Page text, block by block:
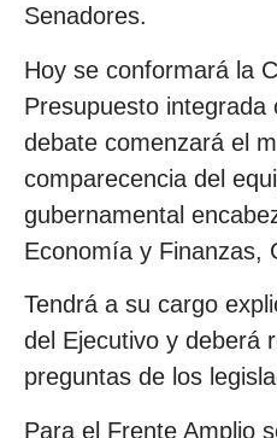
Senadores.
Hoy se conformará la
Presupuesto integrada
debate comenzará el
comparecencia del
gubernamental
Economía y Finanzas,
Tendrá a su cargo
del Ejecutivo y deberá
preguntas de los
Para el Frente Amplio